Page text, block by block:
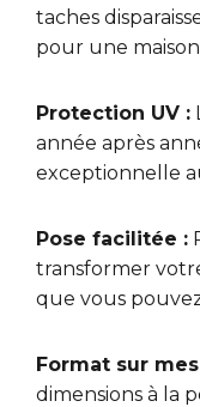
taches
pour une
Protection UV :
année après
exceptionnelle
Pose facilitée :
transformer
que vous
Format sur
dimensions à la